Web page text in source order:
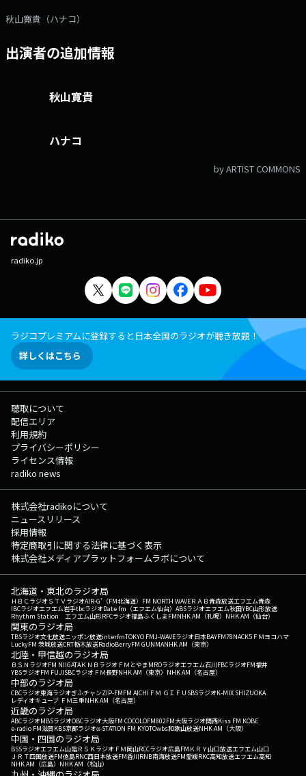
秋山寛貴（ハナコ）
出演者の追加情報
秋山寛貴
ハナコ
by ARTIST COMMONS
radiko.jp
ラジコプレミアムに登録すると日本全国のラジオが聴き放題！
詳しくはこちら
聴取について
配信エリア
利用規約
プライバシーポリシー
ライセンス情報
radiko news
株式会社radikoについて
ニュースリリース
採用情報
特定商取引に関する法律に基づく表示
株式会社メディアプラットフォームラボについて
北海道・東北のラジオ局
ＨＢＣラジオＳＴＶラジオAIR-G'（FM北海道） FM NORTH WAVEＲＡＢ青森放送エフエム青森
IBCラジオエフエム岩手tbcラジオDate fm（エフエム仙台） ABSラジオエフエム秋田YBC山形放送
Rhythm Station エフエム山形RFCラジオ福島ふくしまFMNHK AM（札幌） NHK AM（仙台）
関東のラジオ局
TBSラジオ文化放送ニッポン放送interfmTOKYO FMJ-WAVEラジオ日本BAYFM78NACK5 ＦＭヨコハマ
LuckyFM 茨城放送CRT栃木放送RadioBerryFM GUNMANHK AM（東京）
北陸・甲信越のラジオ局
ＢＳＮラジオFM NIIGATAＫＮＢラジオ ＦＭとやまMROラジオエフエム石川FBCラジオFM福井
YBSラジオFM FUJISBCラジオ ＦＭ長野NHK AM（東京） NHK AM（名古屋）
中部のラジオ局
CBCラジオ東海ラジオぎふチャンZIP-FMFM AICHI ＦＭ ＧＩＦＵ SBSラジオK-MIX SHIZUOKA
レディオキューブ ＦＭ三重NHK AM（名古屋）
近畿のラジオ局
ABCラジオMBSラジオOBCラジオ大阪FM COCOLOFM802FM大阪ラジオ関西Kiss FM KOBE
e-radio FM滋賀KBS京都ラジオα-STATION FM KYOTOwbs和歌山放送NHK AM（大阪）
中国・四国のラジオ局
BSSラジオエフエム山陰ＲＳＫラジオ ＦＭ岡山RCCラジオ広島FM ＫＲＹ山口放送エフエム山口
ＪＲＴ四国放送FM徳島RNC西日本放送FM香川RNB南海放送FM愛媛RKC高知放送エフエム高知
NHK AM（広島） NHK AM（松山）